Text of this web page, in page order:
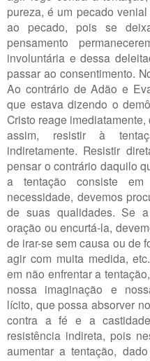
pureza, é um pecado
ao pecado, pois se
pensamento
involuntária e dessa
passar ao consentimento.
Ao contrário de Adão e
que estava dizendo o
Cristo reage
assim, resistir à
indiretamente. Resistir
pensar o contrário daquilo
a tentação consiste
necessidade, devemos
de suas qualidades. Se
oração ou encurtá-la,
de irar-se sem causa ou de
agir com muita medida,
em não enfrentar a
nossa imaginação e
lícito, que possa absorver
contra a fé e a
resistência indireta, pois
aumentar a tentação,